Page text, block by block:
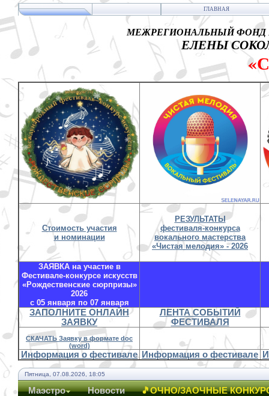
ГЛАВНАЯ
МЕЖРЕГИОНАЛЬНЫЙ ФОНД
ЕЛЕНЫ
Стоимость участия
и номинации
РЕЗУЛЬТАТЫ
фестиваля-конкурса
вокального мастерства
«Чистая мелодия» - 2026
ЗАЯВКА на участие в
Фестивале-конкурсе искусств
«Рождественские сюрпризы»
2026
с 05 января по 07 января
ЗАПОЛНИТЕ ОНЛАЙН
ЗАЯВКУ
ЛЕНТА СОБЫТИЙ
ФЕСТИВАЛЯ
СКАЧАТЬ Заявку в формате doc
(word)
Информация о фестивале Информация о фестивале
Пятница, 07.08.2026, 18:05
Маэстро Новости 🎵ОЧНО/ЗАОЧНЫЕ